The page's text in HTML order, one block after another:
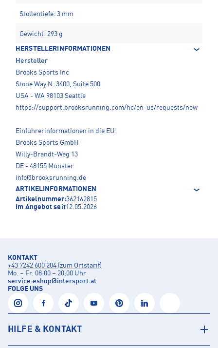
Stollentiefe: 3 mm
Gewicht: 293 g
HERSTELLERINFORMATIONEN
Hersteller
Brooks Sports Inc
Stone Way N. 3400, Suite 500
USA - WA 98103 Seattle
https://support.brooksrunning.com/hc/en-us/requests/new
Einführerinformationen in die EU:
Brooks Sports GmbH
Willy-Brandt-Weg 13
DE - 48155 Münster
info@brooksrunning.de
ARTIKELINFORMATIONEN
Artikelnummer:362162815
Im Angebot seit12.05.2026
KONTAKT
+43 7242 600 204 (zum Ortstarif)
Mo. – Fr. 08:00 – 20:00 Uhr
service.eshop@intersport.at
FOLGE UNS
HILFE & KONTAKT